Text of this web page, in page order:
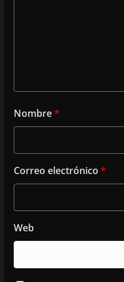
Nombre*
Correo electrónico *
Web